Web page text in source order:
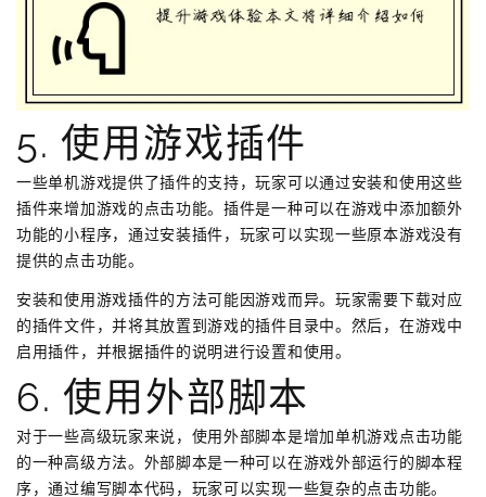
5. 使用游戏插件
一些单机游戏提供了插件的支持，玩家可以通过安装和使用这些
插件来增加游戏的点击功能。插件是一种可以在游戏中添加额外
功能的小程序，通过安装插件，玩家可以实现一些原本游戏没有
提供的点击功能。
安装和使用游戏插件的方法可能因游戏而异。玩家需要下载对应
的插件文件，并将其放置到游戏的插件目录中。然后，在游戏中
启用插件，并根据插件的说明进行设置和使用。
6. 使用外部脚本
对于一些高级玩家来说，使用外部脚本是增加单机游戏点击功能
的一种高级方法。外部脚本是一种可以在游戏外部运行的脚本程
序，通过编写脚本代码，玩家可以实现一些复杂的点击功能。